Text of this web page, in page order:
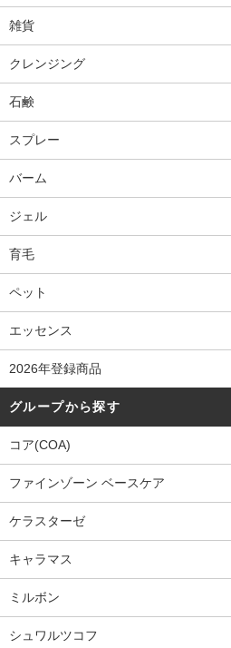
雑貨
クレンジング
石鹸
スプレー
バーム
ジェル
育毛
ペット
エッセンス
2026年登録商品
グループから探す
コア(COA)
ファインゾーン ベースケア
ケラスターゼ
キャラマス
ミルボン
シュワルツコフ